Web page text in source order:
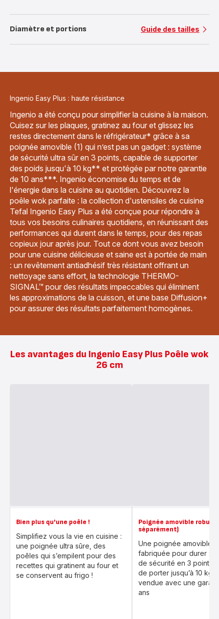
Diamètre et portions Guide des tailles
Ingenio Easy Plus : haute résistance
Ingenio a été conçu pour simplifier la cuisine à la maison.
Cuisez sur les plaques, gratinez au four et glissez les
restes directement dans le réfrigérateur* grâce à sa
poignée amovible (1) qui n’est pas un gadget : système
de sécurité ultra sûr en 3 points, capable de supporter
des poids jusqu'à 10 kg** et protégée par notre garantie
de 10 ans***. Ingenio économise du temps et de
l'énergie dans la cuisine au quotidien. Découvrez la
poêle wok parfaite : la collection d'ustensiles de cuisine
Tefal Ingenio Easy Plus a été conçue pour répondre à
tous vos besoins culinaires quotidiens, en réunissant des
performances qui durent dans le temps, pour des repas
copieux jour après jour. Tout ce dont vous avez besoin
pour une cuisine délicieuse et saine est à portée de main
: un revêtement antiadhésif très résistant offrant un
nettoyage sans effort, la technologie THERMO-
SIGNAL™ pour des résultats impeccables qui éliminent
les approximations de la cuisson, et une base Diffusion+
pour assurer des résultats parfaitement homogènes.
Les avantages du Ingenio Easy Plus Poêle wok
26 cm
Bien plus qu'une poêle !
Simplifiez vous la vie en cuisine :
une poignée ultra sûre, des
poêles qui s’empilent pour des
recettes qui gratinent au four et
se conservent au frigo !
Poignée amovible
séparément)
Une poignée amovible
fabriquée pour durer :
de sécurité en 3 points,
de porter jusqu’à 10 kg,
vendue avec une
ans